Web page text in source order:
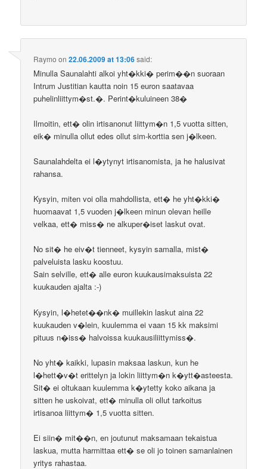
Raymo on22.06.2009 at 13:06said:
Minulla Saunalahti alkoi yht�kki� perim��n suoraan
Intrum Justitian kautta noin 15 euron saatavaa
puhelinliittym�st.�. Perint�kuluineen 38�
Ilmoitin, ett� olin irtisanonut liittym�n 1,5 vuotta sitten,
eik� minulla ollut edes ollut sim-korttia sen j�lkeen.
Saunalahdelta ei l�ytynyt irtisanomista, ja he halusivat
rahansa.
Kysyin, miten voi olla mahdollista, ett� he yht�kki�
huomaavat 1,5 vuoden j�lkeen minun olevan heille
velkaa, ett� miss� ne alkuper�iset laskut ovat.
No sit� he eiv�t tienneet, kysyin samalla, mist�
palveluista lasku koostuu.
Sain selville, ett� alle euron kuukausimaksuista 22
kuukauden ajalta :-)
Kysyin, l�hetet��nk� muillekin laskut aina 22
kuukauden v�lein, kuulemma ei vaan 15 kk maksimi
pituus n�iss� halvoissa kuukausiliittymiss�.
No yht� kaikki, lupasin maksaa laskun, kun he
l�hett�v�t erittelyn ja lokin liittym�n k�ytt�asteesta.
Sit� ei oltukaan kuulemma k�ytetty koko aikana ja
sitten he uskoivat, ett� minulla oli ollut tarkoitus
irtisanoa liittym� 1,5 vuotta sitten.
Ei siin� mit��n, en joutunut maksamaan tekaistua
laskua, mutta harmittaa ett� se oli jo toinen samanlainen
yritys rahastaa.